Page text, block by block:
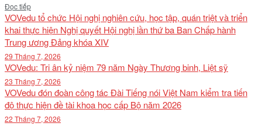
Đọc tiếpDetails
VOVedu tổ chức Hội nghị nghiên cứu, học tập, quán triệt và triển
khai thực hiện Nghị quyết Hội nghị lần thứ ba Ban Chấp hành
Trung ương Đảng khóa XIV
29 Tháng 7, 2026
VOVedu: Tri ân kỷ niệm 79 năm Ngày Thương binh, Liệt sỹ
23 Tháng 7, 2026
VOVedu đón đoàn công tác Đài Tiếng nói Việt Nam kiểm tra tiến
độ thực hiện đề tài khoa học cấp Bộ năm 2026
22 Tháng 7, 2026